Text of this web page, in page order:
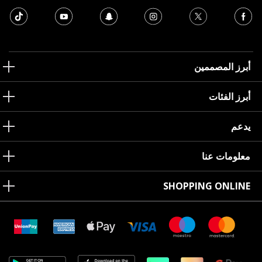
أبرز المصممين
أبرز الفئات
يدعم
معلومات عنا
SHOPPING ONLINE